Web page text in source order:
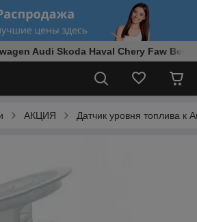
Audi Skoda Haval Chery Faw
АКЦИЯ Датчик уровня топлива к